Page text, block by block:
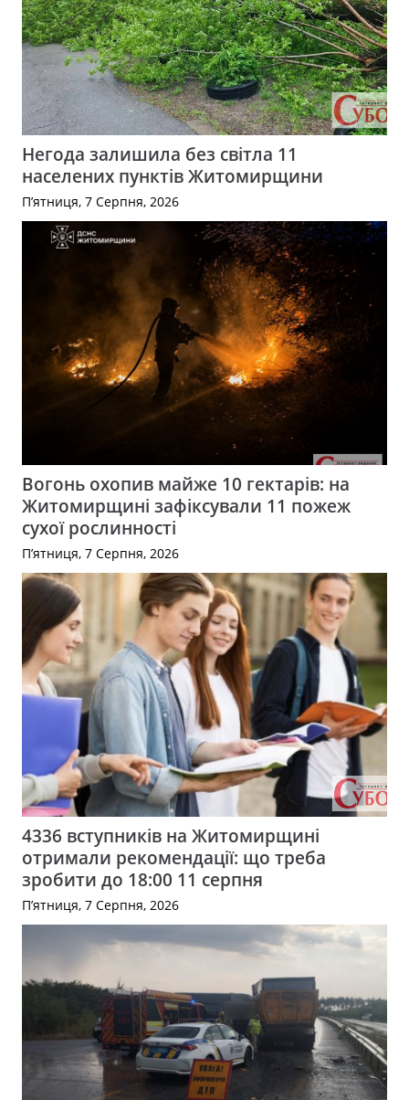
Негода залишила без світла 11
населених пунктів Житомирщини
П’ятниця, 7 Серпня, 2026
Вогонь охопив майже 10 гектарів: на
Житомирщині зафіксували 11 пожеж
сухої рослинності
П’ятниця, 7 Серпня, 2026
4336 вступників на Житомирщині
отримали рекомендації: що треба
зробити до 18:00 11 серпня
П’ятниця, 7 Серпня, 2026